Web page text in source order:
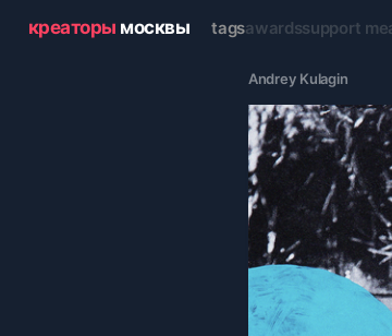
креаторы москвы tagsawardssupport
Andrey Kulagin